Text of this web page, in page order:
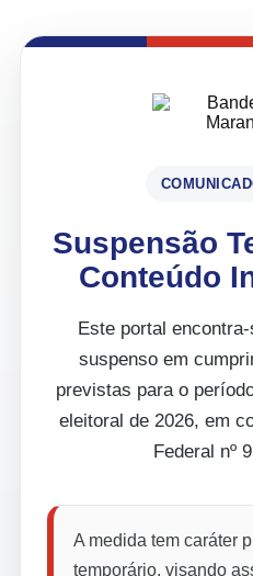
Suspensão
Conteúdo
Este portal
suspenso em
previstas para o
eleitoral de 2026, em
Federal nº
A medida tem caráter
temporário, visando